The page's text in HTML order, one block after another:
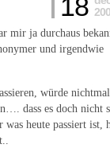
18
mir ja durchaus
und irgendwie
würde nichtmal
dass es doch nicht
heute passiert ist,